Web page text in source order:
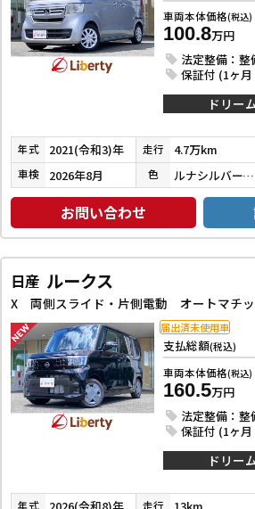
車両本体価格(税込)
100.8万円
法定整備：整
保証付 (1ヶ
ドリー
年式 2021(令和3)年 走行 4.7万km
車検 2026年8月 色 ルナシルバーメタリック
お問い合わせ
日産 ルークス
支払総額(税込)
車両本体価格(税込)
160.5万円
法定整備：整
保証付 (1ヶ
届出済未使用車
ドリー
年式 走行